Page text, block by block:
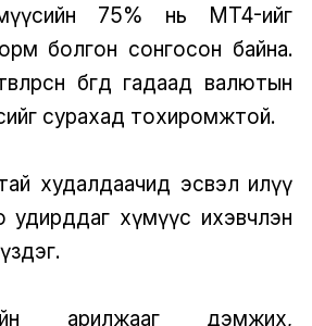
75% нь MT4-ийг
болгон сонгосон байна.
бөгөөд гадаад валютын
сурахад тохиромжтой.
худалдаачид эсвэл илүү
хүмүүс ихэвчлэн
арилжааг дэмжих,